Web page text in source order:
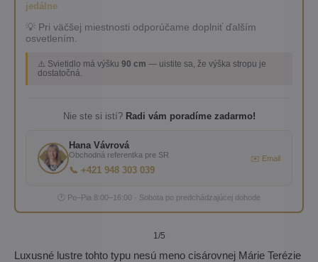
jedálne
💡 Pri väčšej miestnosti odporúčame doplniť ďalším
osvetlením.
⚠️ Svietidlo má výšku 90 cm — uistite sa, že výška stropu je
dostatočná.
Nie ste si istí? Radi vám poradíme zadarmo!
Hana Vávrová
Obchodná referentka pre SR
📞 +421 948 303 039
✉️ Email
🕐 Po–Pia 8:00–16:00 · Sobota po predchádzajúcej dohode
1/5
Luxusné lustre tohto typu nesú meno cisárovnej Márie Terézie